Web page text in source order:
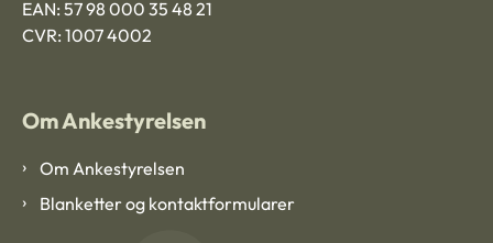
EAN: 57 98 000 35 48 21
CVR: 1007 4002
Om Ankestyrelsen
Om Ankestyrelsen
Blanketter og kontaktformularer